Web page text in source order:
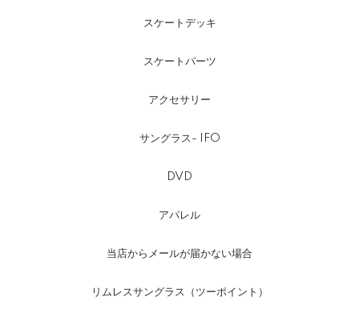
スケートデッキ
スケートパーツ
アクセサリー
サングラス- IFO
DVD
アパレル
当店からメールが届かない場合
リムレスサングラス（ツーポイント）